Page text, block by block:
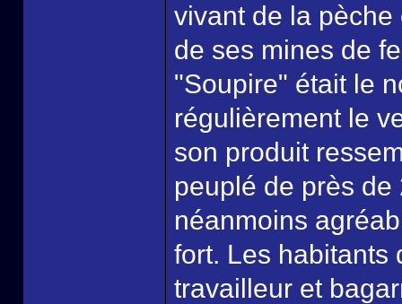
vivant de la
de ses mines de
"Soupire" était le
régulièrement le
son produit
peuplé de près
néanmoins
fort. Les habitants
travailleur et